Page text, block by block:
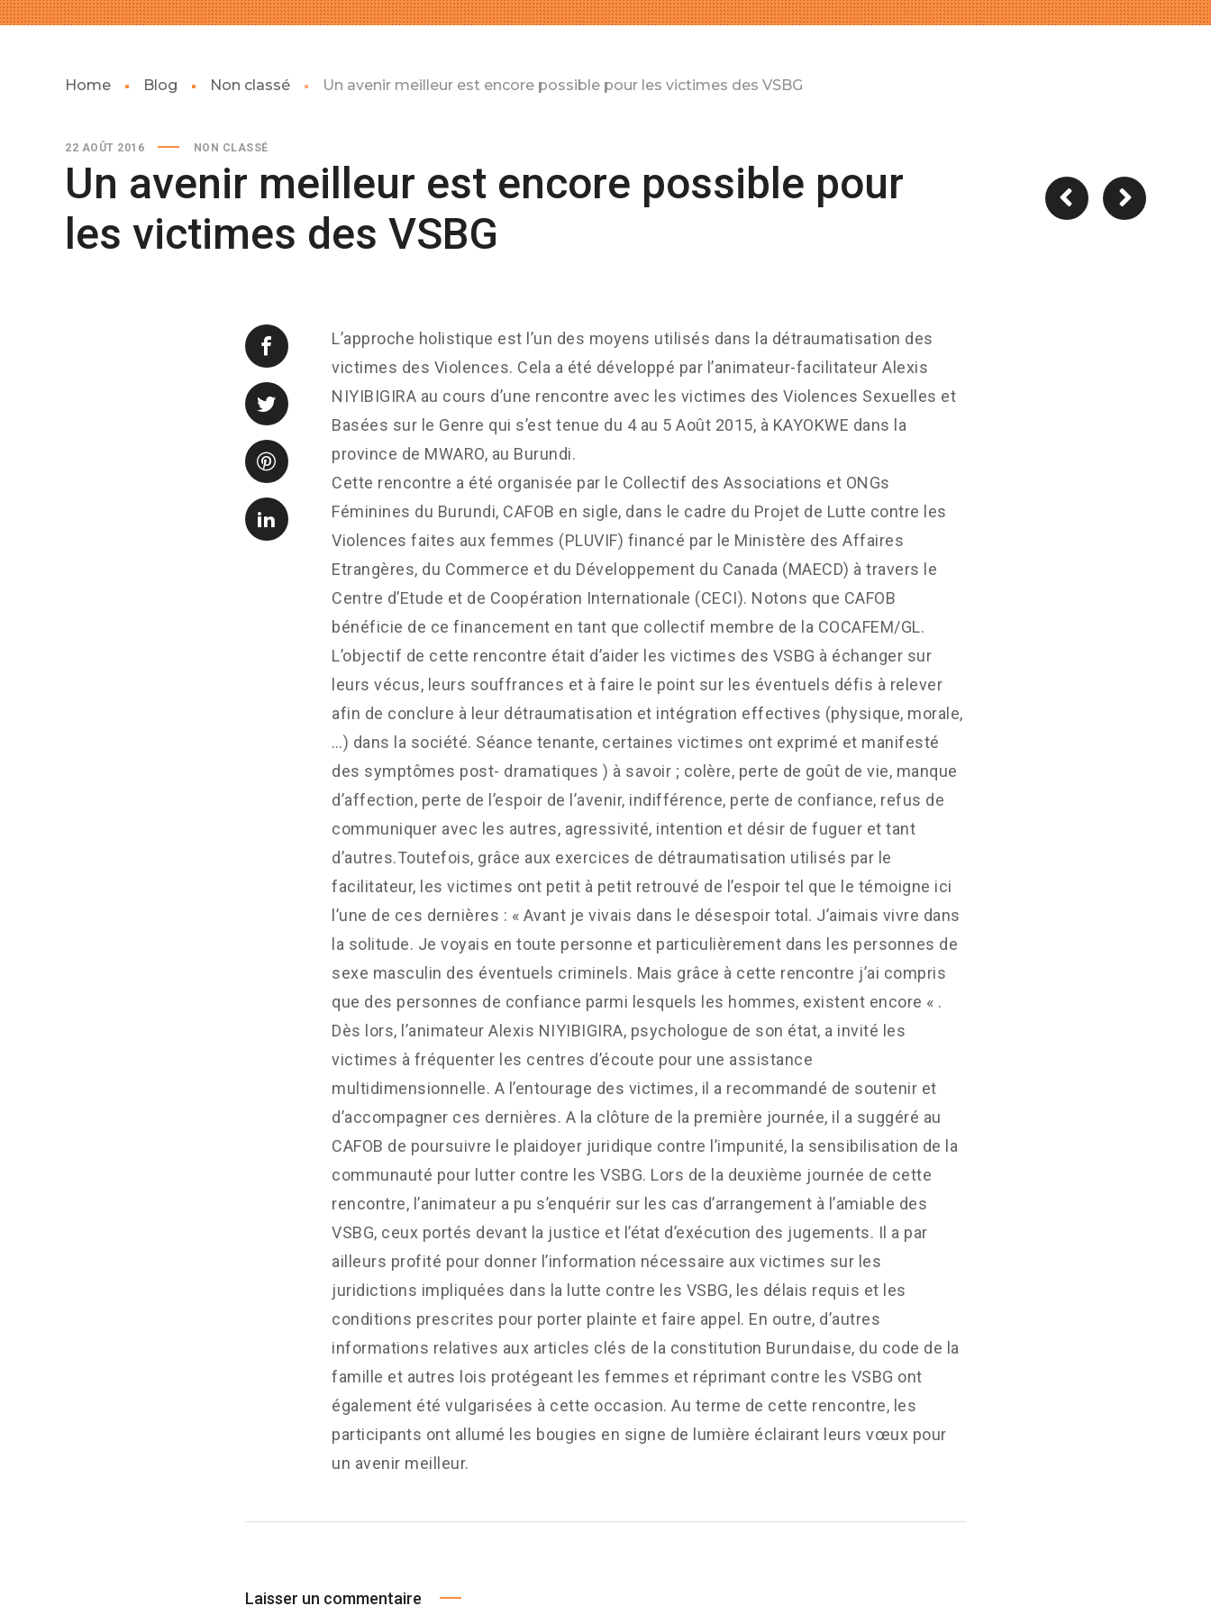
Home Blog Non classé Un avenir meilleur est encore possible pour les victimes des VSBG
22 AOÛT 2016 NON CLASSÉ
Un avenir meilleur est encore possible pour
les victimes des VSBG
L’approche holistique est l’un des moyens utilisés dans la détraumatisation des
victimes des Violences. Cela a été développé par l’animateur-facilitateur Alexis
NIYIBIGIRA au cours d’une rencontre avec les victimes des Violences Sexuelles et
Basées sur le Genre qui s’est tenue du 4 au 5 Août 2015, à KAYOKWE dans la
province de MWARO, au Burundi.
Cette rencontre a été organisée par le Collectif des Associations et ONGs
Féminines du Burundi, CAFOB en sigle, dans le cadre du Projet de Lutte contre les
Violences faites aux femmes (PLUVIF) financé par le Ministère des Affaires
Etrangères, du Commerce et du Développement du Canada (MAECD) à travers le
Centre d’Etude et de Coopération Internationale (CECI). Notons que CAFOB
bénéficie de ce financement en tant que collectif membre de la COCAFEM/GL.
L’objectif de cette rencontre était d’aider les victimes des VSBG à échanger sur
leurs vécus, leurs souffrances et à faire le point sur les éventuels défis à relever
afin de conclure à leur détraumatisation et intégration effectives (physique, morale,
…) dans la société. Séance tenante, certaines victimes ont exprimé et manifesté
des symptômes post- dramatiques ) à savoir ; colère, perte de goût de vie, manque
d’affection, perte de l’espoir de l’avenir, indifférence, perte de confiance, refus de
communiquer avec les autres, agressivité, intention et désir de fuguer et tant
d’autres.Toutefois, grâce aux exercices de détraumatisation utilisés par le
facilitateur, les victimes ont petit à petit retrouvé de l’espoir tel que le témoigne ici
l’une de ces dernières : « Avant je vivais dans le désespoir total. J’aimais vivre dans
la solitude. Je voyais en toute personne et particulièrement dans les personnes de
sexe masculin des éventuels criminels. Mais grâce à cette rencontre j’ai compris
que des personnes de confiance parmi lesquels les hommes, existent encore « .
Dès lors, l’animateur Alexis NIYIBIGIRA, psychologue de son état, a invité les
victimes à fréquenter les centres d’écoute pour une assistance
multidimensionnelle. A l’entourage des victimes, il a recommandé de soutenir et
d’accompagner ces dernières. A la clôture de la première journée, il a suggéré au
CAFOB de poursuivre le plaidoyer juridique contre l’impunité, la sensibilisation de la
communauté pour lutter contre les VSBG. Lors de la deuxième journée de cette
rencontre, l’animateur a pu s’enquérir sur les cas d’arrangement à l’amiable des
VSBG, ceux portés devant la justice et l’état d’exécution des jugements. Il a par
ailleurs profité pour donner l’information nécessaire aux victimes sur les
juridictions impliquées dans la lutte contre les VSBG, les délais requis et les
conditions prescrites pour porter plainte et faire appel. En outre, d’autres
informations relatives aux articles clés de la constitution Burundaise, du code de la
famille et autres lois protégeant les femmes et réprimant contre les VSBG ont
également été vulgarisées à cette occasion. Au terme de cette rencontre, les
participants ont allumé les bougies en signe de lumière éclairant leurs vœux pour
un avenir meilleur.
Laisser un commentaire